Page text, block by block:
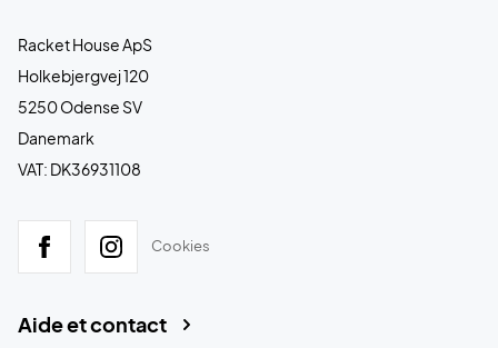
Racket House ApS
Holkebjergvej 120
5250 Odense SV
Danemark
VAT: DK36931108
Cookies
Aide et contact